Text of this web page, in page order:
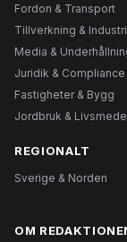
Fordon & Transport
Tillverkning & Industri
Media &
Juridik & Compliance
Fastigheter & Bygg
Jordbruk &
REGIONALT
Sverige & Norden
OM